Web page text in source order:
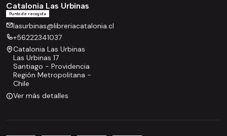
Catalonia Las Urbinas
Punto de recogida
lasurbinas@libreriacatalonia.cl
+56222341037
Catalonia Las Urbinas
Las Urbinas 17
Santiago - Providencia
Región Metropolitana -
Chile
Ver más detalles